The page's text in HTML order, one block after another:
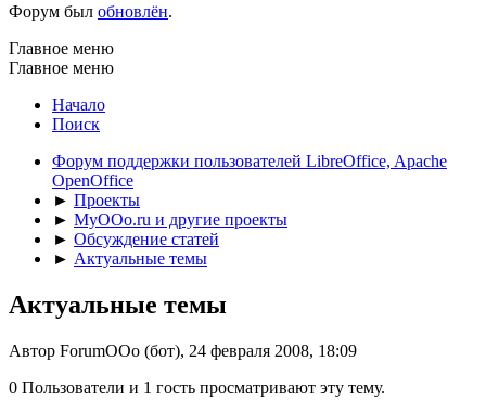
Форум был обновлён.
Главное меню
Главное меню
Начало
Поиск
Форум поддержки пользователей LibreOffice, Apache
OpenOffice
► Проекты
► MyOOo.ru и другие проекты
► Обсуждение статей
► Актуальные темы
Актуальные темы
Автор ForumOOo (бот), 24 февраля 2008, 18:09
0 Пользователи и 1 гость просматривают эту тему.